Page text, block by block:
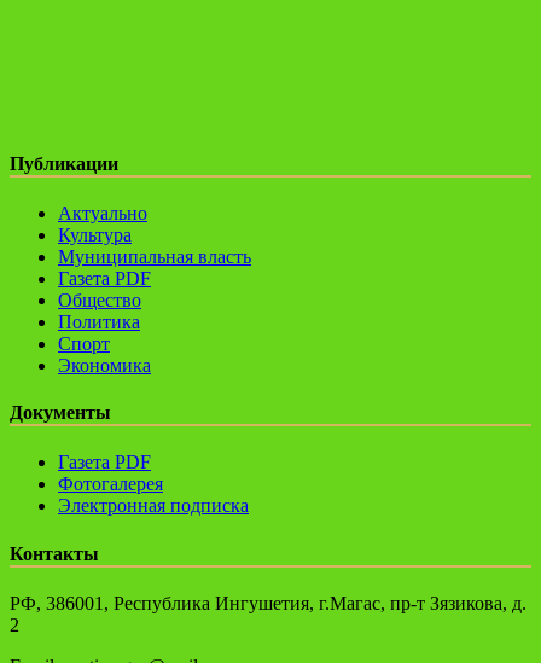
Публикации
Актуально
Культура
Муниципальная власть
Газета PDF
Общество
Политика
Спорт
Экономика
Документы
Газета PDF
Фотогалерея
Электронная подписка
Контакты
РФ, 386001, Республика Ингушетия, г.Магас, пр-т Зязикова, д.
2